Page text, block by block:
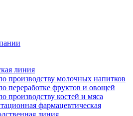
линия
производству молочных напитков
переработке фруктов и овощей
производству костей и мяса
фармацевтическая
линия